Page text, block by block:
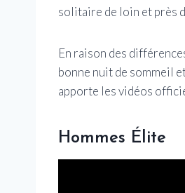
solitaire de loin et près
En raison des
bonne nuit de sommeil
apporte les vidéos
Hommes Élite